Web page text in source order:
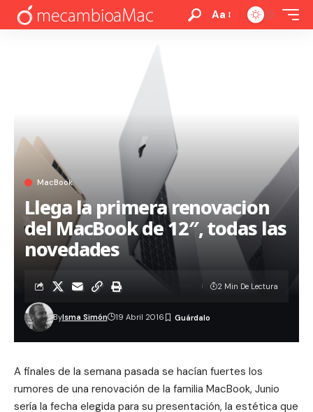
Aa
MacBook
Llega la primera renovacion
del MacBook de 12″, todas las
novedades
ByIsma Simón 19 Abril 2016
2 Min De Lectura
A finales de la semana pasada se hacían fuertes los
rumores de una renovación de la familia MacBook, Junio
sería la fecha elegida para su presentación, la estética que